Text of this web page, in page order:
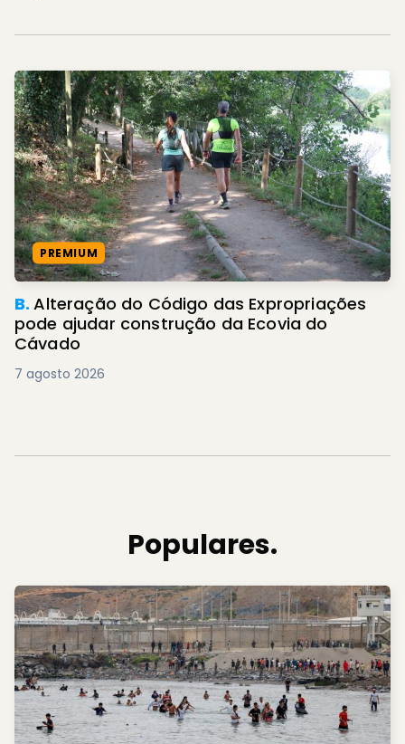
PREMIUM
B.Alteração do Código das Expropriações
pode ajudar construção da Ecovia do
Cávado
7 agosto 2026
Populares.